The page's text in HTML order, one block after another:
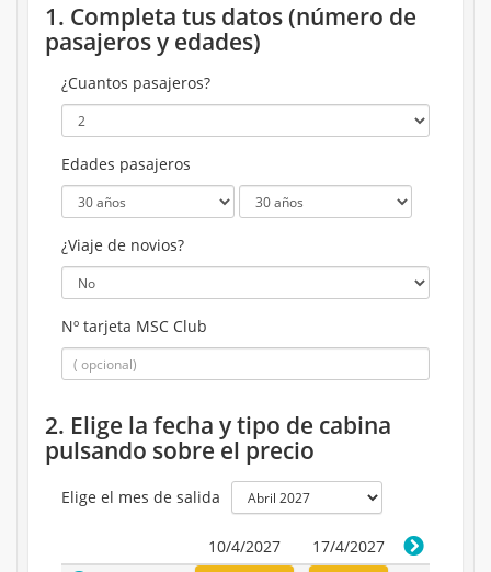
1. Completa tus datos (número de
pasajeros y edades)
¿Cuantos pasajeros?
Edades pasajeros
¿Viaje de novios?
Nº tarjeta MSC Club
2. Elige la fecha y tipo de cabina
pulsando sobre el precio
Elige el mes de salida
10/4/2027
17/4/2027